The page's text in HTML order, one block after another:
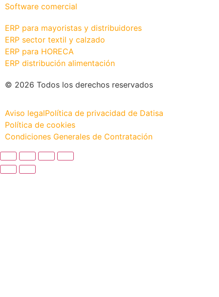
Software comercial
ERP para mayoristas y distribuidores
ERP sector textil y calzado
ERP para HORECA
ERP distribución alimentación
© 2026 Todos los derechos reservados
Aviso legalPolítica de privacidad de Datisa
Política de cookies
Condiciones Generales de Contratación